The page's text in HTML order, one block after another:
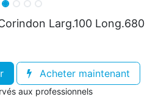
Larg.100 Long.680
Acheter maintenant
aux professionnels